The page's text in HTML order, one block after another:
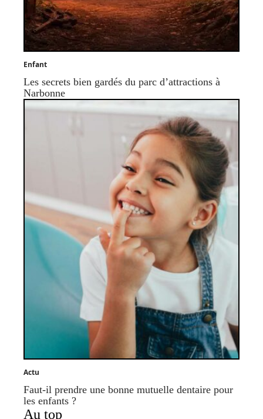
Enfant
Les secrets bien gardés du parc d’attractions à
Narbonne
Actu
Faut-il prendre une bonne mutuelle dentaire pour
les enfants ?
Au top